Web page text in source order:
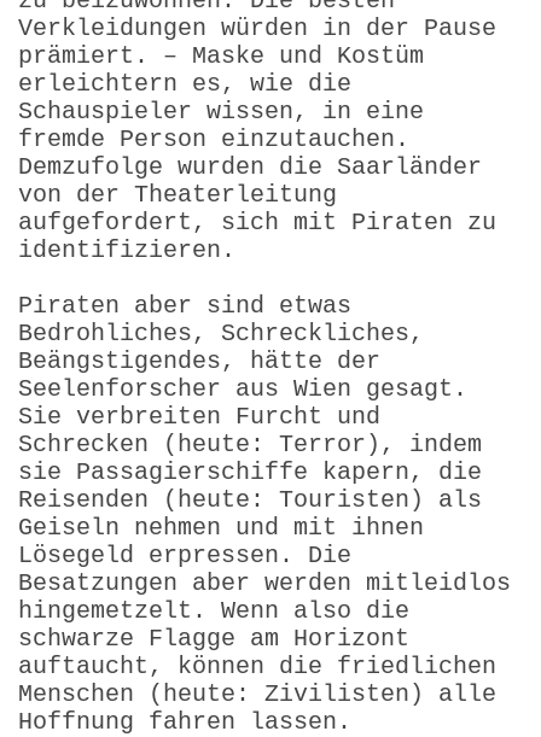
Verkleidungen würden in der Pause
prämiert. – Maske und Kostüm
erleichtern es, wie die
Schauspieler wissen, in eine
fremde Person einzutauchen.
Demzufolge wurden die Saarländer
von der Theaterleitung
aufgefordert, sich mit Piraten zu
identi­fizieren.
Piraten aber sind etwas
Bedrohliches, Schreckliches,
Beängstigendes, hätte der
Seelenforscher aus Wien gesagt.
Sie verbreiten Furcht und
Schrecken (heute: Terror), indem
sie Passagierschiffe kapern, die
Reisenden (heute: Touristen) als
Geiseln nehmen und mit ihnen
Lösegeld erpressen. Die
Besatzungen aber werden mitleidlos
hingemetzelt. Wenn also die
schwarze Flagge am Horizont
auftaucht, können die friedlichen
Menschen (heute: Zivilisten) alle
Hoffnung fahren lassen.